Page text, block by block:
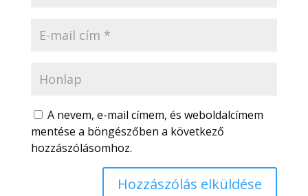
A nevem, e-mail címem, és weboldalcímem
mentése a böngészőben a következő
hozzászólásomhoz.